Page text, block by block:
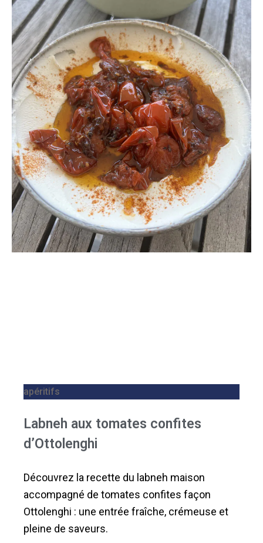
apéritifs
Labneh aux tomates confites
d’Ottolenghi
Découvrez la recette du labneh maison
accompagné de tomates confites façon
Ottolenghi : une entrée fraîche, crémeuse et
pleine de saveurs.